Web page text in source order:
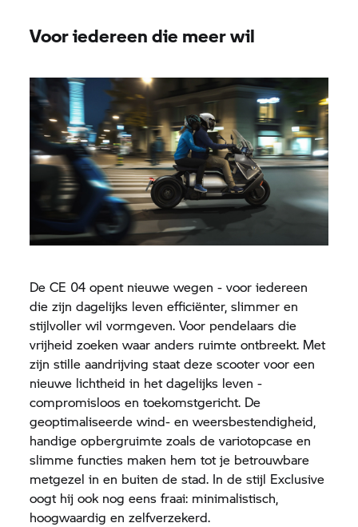
Voor iedereen die meer wil
DeCE 04 opent nieuwe wegen - voor iedereen
die zijn dagelijks leven efficiënter, slimmer en
stijlvoller wil vormgeven. Voor pendelaars die
vrijheid zoeken waar anders ruimte ontbreekt. Met
zijn stille aandrijving staat deze scooter voor een
nieuwe lichtheid in het dagelijks leven -
compromisloos en toekomstgericht. De
geoptimaliseerde wind- en weersbestendigheid,
handige opbergruimte zoals de variotopcase en
slimme functies maken hem tot je betrouwbare
metgezel in en buiten de stad. In de stijl Exclusive
oogt hij ook nog eens fraai: minimalistisch,
hoogwaardig en zelfverzekerd.